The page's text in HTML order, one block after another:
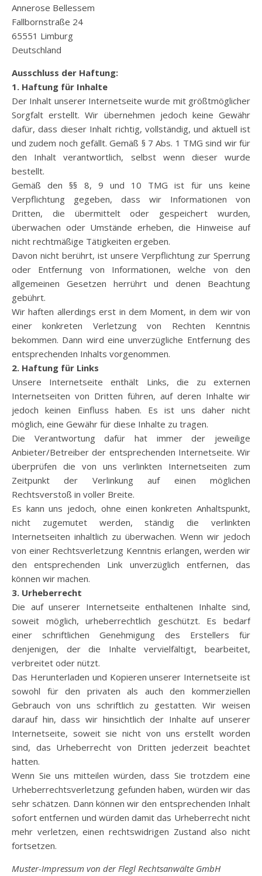
Annerose Bellessem
Fallbornstraße 24
65551 Limburg
Deutschland
Ausschluss der Haftung:
1. Haftung für Inhalte
Der Inhalt unserer Internetseite wurde mit größtmöglicher
Sorgfalt erstellt. Wir übernehmen jedoch keine Gewähr
dafür, dass dieser Inhalt richtig, vollständig, und aktuell ist
und zudem noch gefällt. Gemäß § 7 Abs. 1 TMG sind wir für
den Inhalt verantwortlich, selbst wenn dieser wurde
bestellt.
Gemäß den §§ 8, 9 und 10 TMG ist für uns keine
Verpflichtung gegeben, dass wir Informationen von
Dritten, die übermittelt oder gespeichert wurden,
überwachen oder Umstände erheben, die Hinweise auf
nicht rechtmäßige Tätigkeiten ergeben.
Davon nicht berührt, ist unsere Verpflichtung zur Sperrung
oder Entfernung von Informationen, welche von den
allgemeinen Gesetzen herrührt und denen Beachtung
gebührt.
Wir haften allerdings erst in dem Moment, in dem wir von
einer konkreten Verletzung von Rechten Kenntnis
bekommen. Dann wird eine unverzügliche Entfernung des
entsprechenden Inhalts vorgenommen.
2. Haftung für Links
Unsere Internetseite enthält Links, die zu externen
Internetseiten von Dritten führen, auf deren Inhalte wir
jedoch keinen Einfluss haben. Es ist uns daher nicht
möglich, eine Gewähr für diese Inhalte zu tragen.
Die Verantwortung dafür hat immer der jeweilige
Anbieter/Betreiber der entsprechenden Internetseite. Wir
überprüfen die von uns verlinkten Internetseiten zum
Zeitpunkt der Verlinkung auf einen möglichen
Rechtsverstoß in voller Breite.
Es kann uns jedoch, ohne einen konkreten Anhaltspunkt,
nicht zugemutet werden, ständig die verlinkten
Internetseiten inhaltlich zu überwachen. Wenn wir jedoch
von einer Rechtsverletzung Kenntnis erlangen, werden wir
den entsprechenden Link unverzüglich entfernen, das
können wir machen.
3. Urheberrecht
Die auf unserer Internetseite enthaltenen Inhalte sind,
soweit möglich, urheberrechtlich geschützt. Es bedarf
einer schriftlichen Genehmigung des Erstellers für
denjenigen, der die Inhalte vervielfältigt, bearbeitet,
verbreitet oder nützt.
Das Herunterladen und Kopieren unserer Internetseite ist
sowohl für den privaten als auch den kommerziellen
Gebrauch von uns schriftlich zu gestatten. Wir weisen
darauf hin, dass wir hinsichtlich der Inhalte auf unserer
Internetseite, soweit sie nicht von uns erstellt worden
sind, das Urheberrecht von Dritten jederzeit beachtet
hatten.
Wenn Sie uns mitteilen würden, dass Sie trotzdem eine
Urheberrechtsverletzung gefunden haben, würden wir das
sehr schätzen. Dann können wir den entsprechenden Inhalt
sofort entfernen und würden damit das Urheberrecht nicht
mehr verletzen, einen rechtswidrigen Zustand also nicht
fortsetzen.
Muster-Impressum von der Flegl Rechtsanwälte GmbH